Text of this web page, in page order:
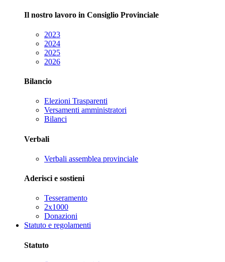
Il nostro lavoro in Consiglio Provinciale
2023
2024
2025
2026
Bilancio
Elezioni Trasparenti
Versamenti amministratori
Bilanci
Verbali
Verbali assemblea provinciale
Aderisci e sostieni
Tesseramento
2x1000
Donazioni
Statuto e regolamenti
Statuto